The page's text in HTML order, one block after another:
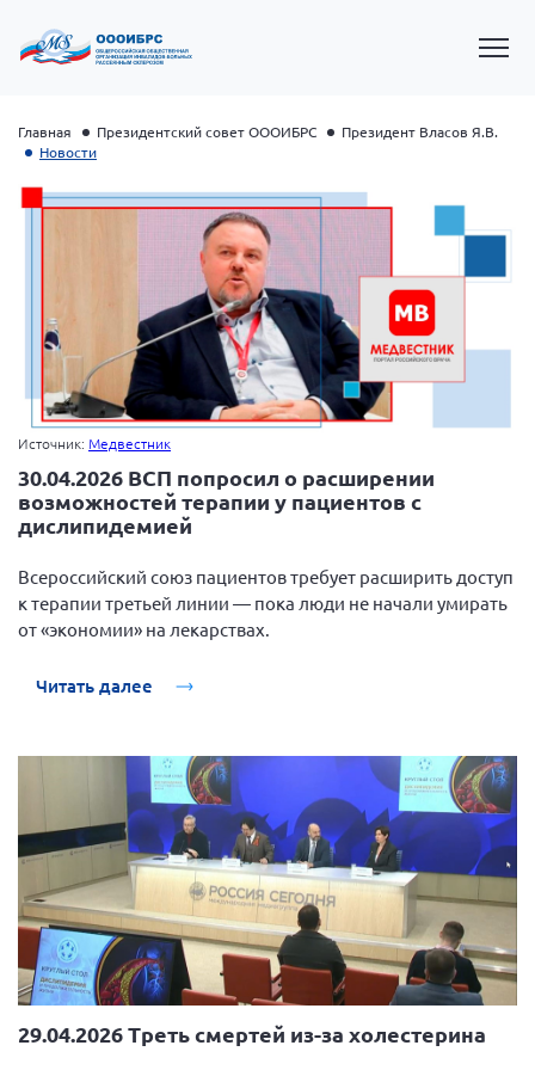
Президент Власов Я.В.
Первый вице-президент Кичигина Н. Ф.
Генеральный директор Матвиевская О.В.
Вице-президент Зрячева Н.В.
Информационная служба
Отдел международных отношений
Вице-президент Валюх М.В.
Вице-президент Цикорин И.В.
Вице-президент Груба Л.В.
Главный бухгалтер Жаворонкова Г.М.
Конференция ОООИБРС 2026
Конференция ОООИБРС 2025
Экспертный совет ОООИБРС 2025
Конференция ОООИБРС 2024
Конференция ОООИБРС 2023
Главная Президентский совет ОООИБРС
Президент Власов Я.В.
Новости
Источник: Медвестник
30.04.2026 ВСП попросил о расширении
возможностей терапии у пациентов с
дислипидемией
Всероссийский союз пациентов требует расширить доступ
к терапии третьей линии — пока люди не начали умирать
от «экономии» на лекарствах.
Читать далее
29.04.2026 Треть смертей из-за холестерина